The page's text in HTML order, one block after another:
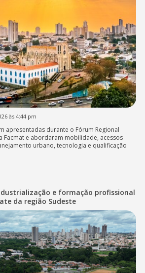
às 4:44 pm
apresentadas durante o Fórum Regional
Facmat e abordaram mobilidade, acessos
urbano, tecnologia e qualificação
e formação profissional
da região Sudeste